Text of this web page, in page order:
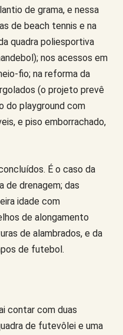
de grama, e nessa
de beach tennis e na
quadra poliesportiva
nos acessos em
fio; na reforma da
(o projeto prevê
do playground com
e piso emborrachado,
É o caso da
de drenagem; das
idade com
de alongamento
de alambrados, e da
de futebol.
contar com duas
de futevôlei e uma